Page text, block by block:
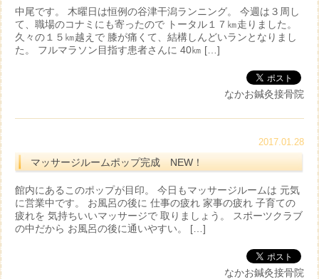
中尾です。 木曜日は恒例の谷津干潟ランニング。 今週は３周し
て、職場のコナミにも寄ったので トータル１７㎞走りました。
久々の１５㎞越えで 膝が痛くて、結構しんどいランとなりまし
た。 フルマラソン目指す患者さんに 40㎞ […]
なかお鍼灸接骨院
2017.01.28
マッサージルームポップ完成 NEW！
館内にあるこのポップが目印。 今日もマッサージルームは 元気
に営業中です。 お風呂の後に 仕事の疲れ 家事の疲れ 子育ての
疲れを 気持ちいいマッサージで 取りましょう。 スポーツクラブ
の中だから お風呂の後に通いやすい。 […]
なかお鍼灸接骨院